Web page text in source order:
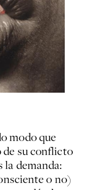
modo que
de su conflicto
la demanda:
o no)